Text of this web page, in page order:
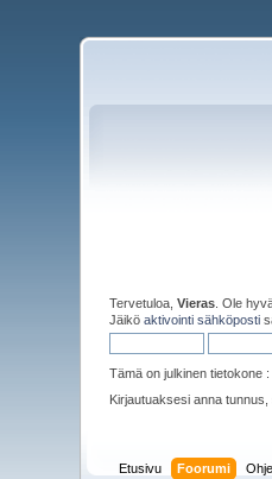
Tervetuloa,Vieras . Ole
Jäiköaktivointi sähköposti
Tämä on julkinen tietokone :
Kirjautuaksesi anna
Etusivu Foorumi